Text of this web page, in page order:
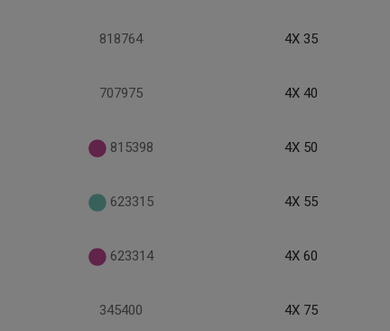
818764 4X 35
707975 4X 40
815398 4X 50
623315 4X 55
623314 4X 60
345400 4X 75